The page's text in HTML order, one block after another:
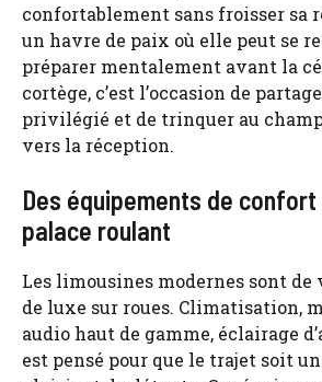
confortablement sans froisser sa
un havre de paix où elle peut se
préparer mentalement avant la
cortège, c’est l’occasion de
privilégié et de trinquer au
vers la réception.
Des équipements de confort
palace roulant
Les limousines modernes sont
de luxe sur roues. Climatisation,
audio haut de gamme, éclairage
est pensé pour que le trajet soit